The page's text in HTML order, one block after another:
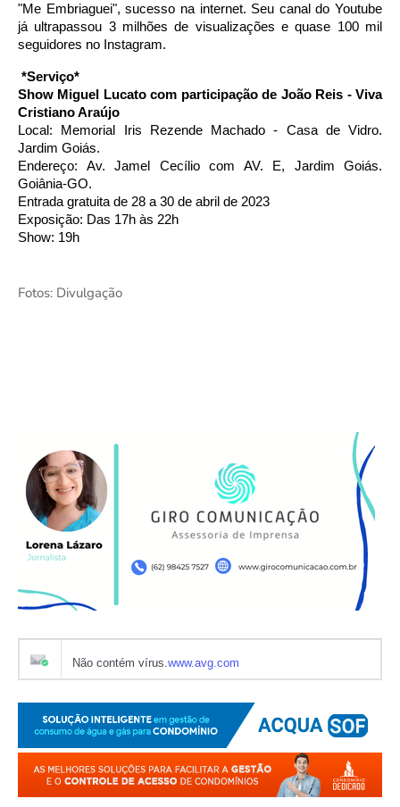
"Me Embriaguei", sucesso na internet. Seu canal do Youtube
já ultrapassou 3 milhões de visualizações e quase 100 mil
seguidores no Instagram.
*Serviço*
Show Miguel Lucato com participação de João Reis - Viva
Cristiano Araújo
Local: Memorial Iris Rezende Machado - Casa de Vidro.
Jardim Goiás.
Endereço: Av. Jamel Cecílio com AV. E, Jardim Goiás.
Goiânia-GO.
Entrada gratuita de 28 a 30 de abril de 2023
Exposição: Das 17h às 22h
Show: 19h
Fotos: Divulgação
Não contém vírus.www.avg.com